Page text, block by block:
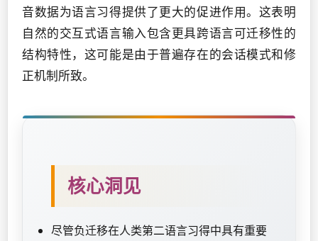
音数据为语言习得提供了更大的促进作用。这表明
自然的交互式语言输入包含更具跨语言可迁移性的
结构特性，这可能是由于普遍存在的会话模式和修
正机制所致。
核心洞见
尽管负迁移在人类第二语言习得中具有重要